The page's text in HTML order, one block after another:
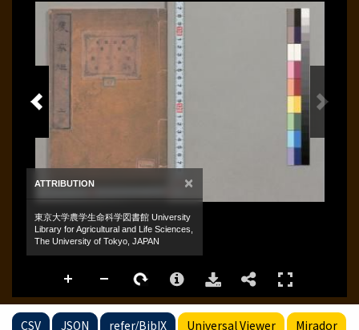
CSV JSON refer/BibIX Universal Viewer Mirador